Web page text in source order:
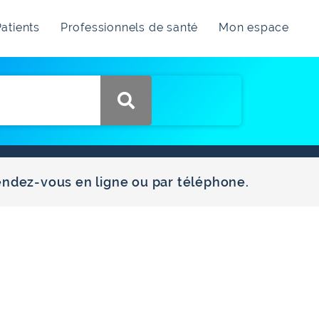
Professionnels de santé Mon espace
vous en ligne ou par téléphone.